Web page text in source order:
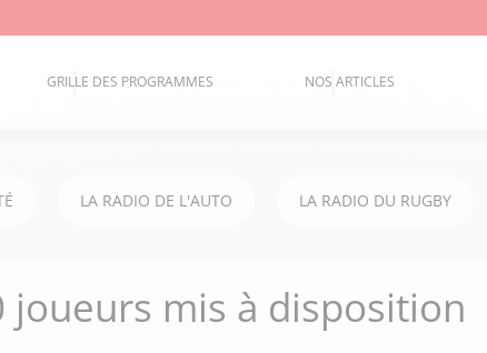
GRILLE DES PROGRAMMES NOS ARTICLES
LA RADIO DE L'AUTO LA RADIO DU RUGBY
joueurs mis à disposition